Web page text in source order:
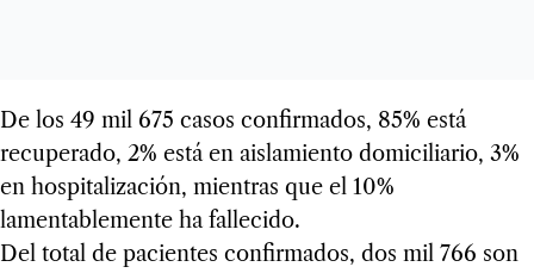
De los 49 mil 675 casos confirmados, 85% está
recuperado, 2% está en aislamiento domiciliario, 3%
en hospitalización, mientras que el 10%
lamentablemente ha fallecido.
Del total de pacientes confirmados, dos mil 766 son